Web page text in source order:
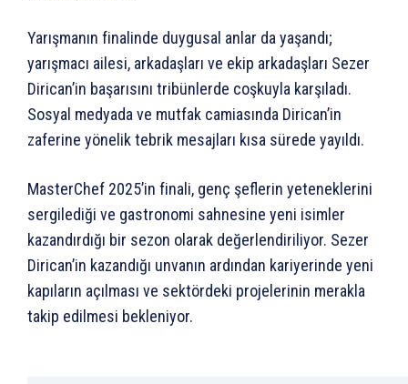
Yarışmanın finalinde duygusal anlar da yaşandı;
yarışmacı ailesi, arkadaşları ve ekip arkadaşları Sezer
Dirican’in başarısını tribünlerde coşkuyla karşıladı.
Sosyal medyada ve mutfak camiasında Dirican’in
zaferine yönelik tebrik mesajları kısa sürede yayıldı.
MasterChef 2025’in finali, genç şeflerin yeteneklerini
sergilediği ve gastronomi sahnesine yeni isimler
kazandırdığı bir sezon olarak değerlendiriliyor. Sezer
Dirican’in kazandığı unvanın ardından kariyerinde yeni
kapıların açılması ve sektördeki projelerinin merakla
takip edilmesi bekleniyor.